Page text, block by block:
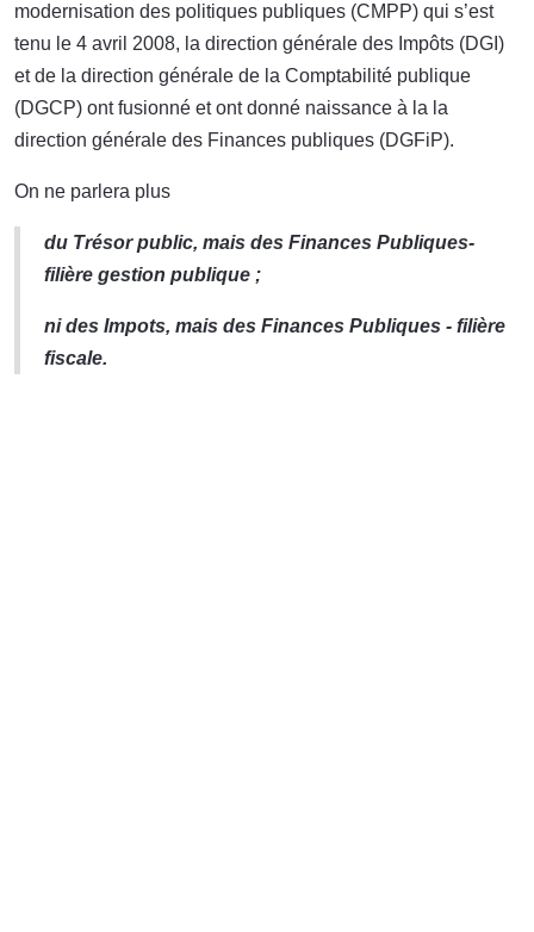
modernisation des politiques publiques (CMPP) qui s’est
tenu le 4 avril 2008, la direction générale des Impôts (DGI)
et de la direction générale de la Comptabilité publique
(DGCP) ont fusionné et ont donné naissance à la la
direction générale des Finances publiques (DGFiP).
On ne parlera plus
du Trésor public, mais des Finances Publiques-
filière gestion publique ;
ni des Impots, mais des Finances Publiques - filière
fiscale.